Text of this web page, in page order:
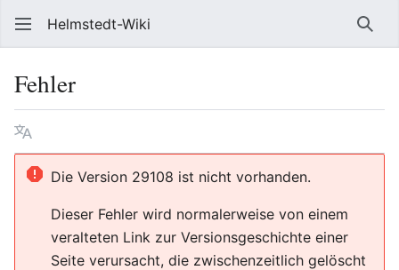
Helmstedt-Wiki
Fehler
Sprache
Die Version 29108 ist nicht vorhanden.
Dieser Fehler wird normalerweise von einem
veralteten Link zur Versionsgeschichte einer
Seite verursacht, die zwischenzeitlich gelöscht